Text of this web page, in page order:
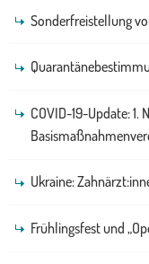
Sonderfreistellung
COVID-19-Update: 1.
Ukraine:
Frühlingsfest und